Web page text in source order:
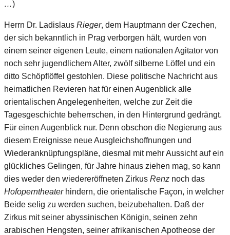
…)
Herrn Dr. Ladislaus Rieger, dem Hauptmann der Czechen,
der sich bekanntlich in Prag verborgen hält, wurden von
einem seiner eigenen Leute, einem nationalen Agitator von
noch sehr jugendlichem Alter, zwölf silberne Löffel und ein
ditto Schöpflöffel gestohlen. Diese politische Nachricht aus
heimatlichen Revieren hat für einen Augenblick alle
orientalischen Angelegenheiten, welche zur Zeit die
Tagesgeschichte beherrschen, in den Hintergrund gedrängt.
Für einen Augenblick nur. Denn obschon die Negierung aus
diesem Ereignisse neue Ausgleichshoffnungen und
Wiederanknüpfungspläne, diesmal mit mehr Aussicht auf ein
glückliches Gelingen, für Jahre hinaus ziehen mag, so kann
dies weder den wiedereröffneten Zirkus Renz noch das
Hofoperntheater hindern, die orientalische Façon, in welcher
Beide selig zu werden suchen, beizubehalten. Daß der
Zirkus mit seiner abyssinischen Königin, seinen zehn
arabischen Hengsten, seiner afrikanischen Apotheose der